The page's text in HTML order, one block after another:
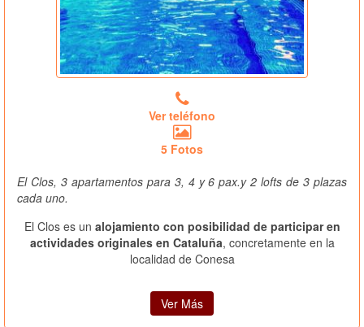
Ver teléfono
5 Fotos
El Clos, 3 apartamentos para 3, 4 y 6 pax.y 2 lofts de 3 plazas
cada uno.
El Clos es un alojamiento con posibilidad de participar en
actividades originales en Cataluña, concretamente en la
localidad de Conesa
Ver Más